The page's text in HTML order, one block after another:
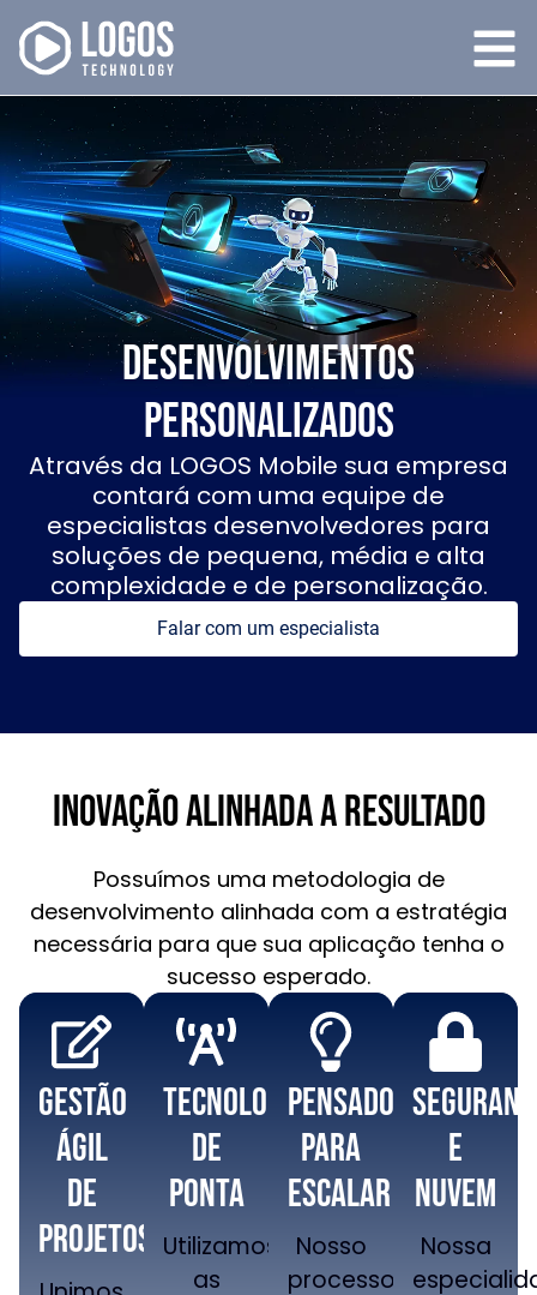
Desenvolvimentos
Personalizados
Através da LOGOS Mobile sua empresa
contará com uma equipe de
especialistas desenvolvedores para
soluções de pequena, média e alta
complexidade e de personalização.
Falar com um especialista
Inovação alinhada a RESULTADO
Possuímos uma metodologia de
desenvolvimento alinhada com a estratégia
necessária para que sua aplicação tenha o
sucesso esperado.
Gestão
ágil
de
projetos
Tecnologias
de
ponta
Utilizamos
as
Pensado
para
escalar
Nosso
processo
e
nuvem
Nossa